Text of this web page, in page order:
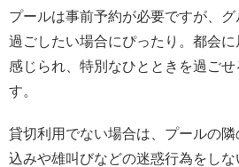
プールは事前予約が必要ですが、
過ごしたい場合にぴったり。都会
感じられ、特別なひとときを過ご
す。
貸切利用でない場合は、プールの
込みや雄叫びなどの迷惑行為をし